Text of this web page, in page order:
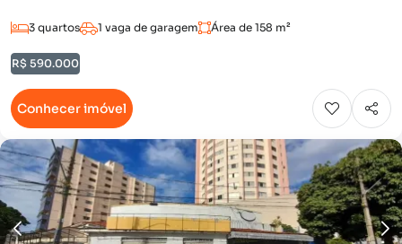
3 quartos 1 vaga de garagem Área de 158 m²
R$ 590.000
Conhecer imóvel